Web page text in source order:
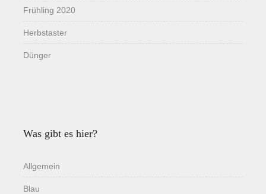
Frühling 2020
Herbstaster
Dünger
Was gibt es hier?
Allgemein
Blau